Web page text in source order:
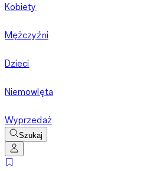
Kobiety
Mężczyźni
Dzieci
Niemowlęta
Wyprzedaż
Szukaj